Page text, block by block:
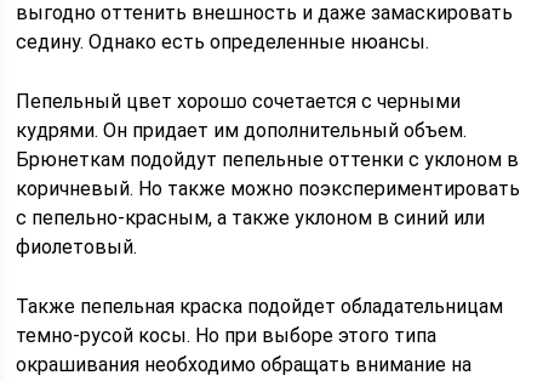
выгодно оттенить внешность и даже замаскировать
седину. Однако есть определенные нюансы.
Пепельный цвет хорошо сочетается с черными
кудрями. Он придает им дополнительный объем.
Брюнеткам подойдут пепельные оттенки с уклоном в
коричневый. Но также можно поэкспериментировать
с пепельно-красным, а также уклоном в синий или
фиолетовый.
Также пепельная краска подойдет обладательницам
темно-русой косы. Но при выборе этого типа
окрашивания необходимо обращать внимание на